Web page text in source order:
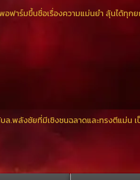
อฟาร์มขึ้นชื่อเรื่องความแม่นยำ ลุ้นได้ทุก
ล.พลังชัยที่มีเชิงชนฉลาดและทรงตีแม่น